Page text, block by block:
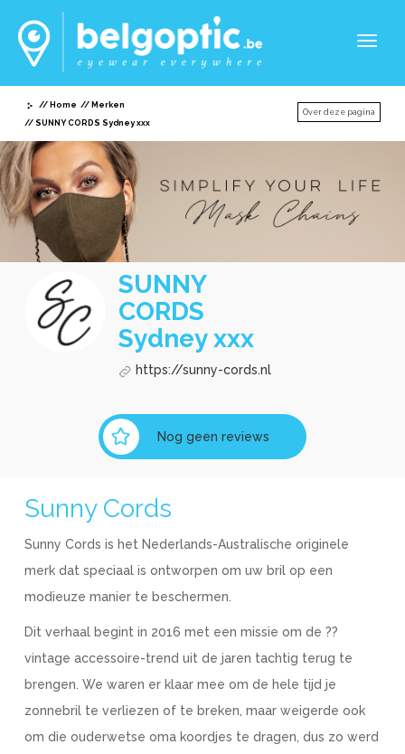
Home
Merken
SUNNY CORDS Sydney xxx
Over deze pagina
SUNNY
CORDS
Sydney xxx
https://sunny-cords.nl
Nog geen reviews
Sunny Cords
Sunny Cords is het Nederlands-Australische originele
merk dat speciaal is ontworpen om uw bril op een
modieuze manier te beschermen.
Dit verhaal begint in 2016 met een missie om de ??
vintage accessoire-trend uit de jaren tachtig terug te
brengen. We waren er klaar mee om de hele tijd je
zonnebril te verliezen of te breken, maar weigerde ook
om die ouderwetse oma koordjes te dragen, dus zo werd